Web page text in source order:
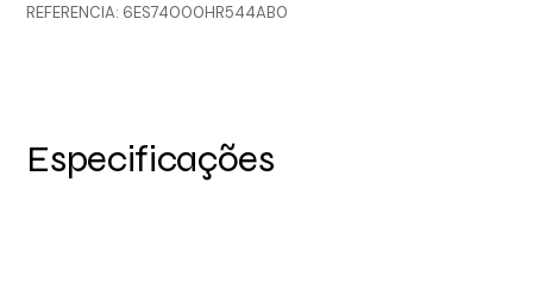
REFERENCIA: 6ES74000HR544AB0
Especificações